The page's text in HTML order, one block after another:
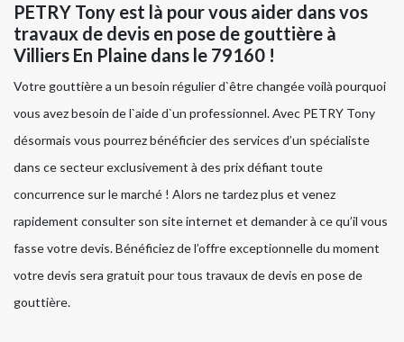
PETRY Tony est là pour vous aider dans vos
travaux de devis en pose de gouttière à
Villiers En Plaine dans le 79160 !
Votre gouttière a un besoin régulier d`être changée voilà pourquoi
vous avez besoin de l`aide d`un professionnel. Avec PETRY Tony
désormais vous pourrez bénéficier des services d’un spécialiste
dans ce secteur exclusivement à des prix défiant toute
concurrence sur le marché ! Alors ne tardez plus et venez
rapidement consulter son site internet et demander à ce qu’il vous
fasse votre devis. Bénéficiez de l’offre exceptionnelle du moment
votre devis sera gratuit pour tous travaux de devis en pose de
gouttière.